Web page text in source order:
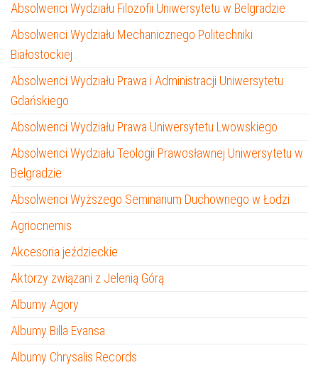
Absolwenci Wydziału Filozofii Uniwersytetu w Belgradzie
Absolwenci Wydziału Mechanicznego Politechniki
Białostockiej
Absolwenci Wydziału Prawa i Administracji Uniwersytetu
Gdańskiego
Absolwenci Wydziału Prawa Uniwersytetu Lwowskiego
Absolwenci Wydziału Teologii Prawosławnej Uniwersytetu w
Belgradzie
Absolwenci Wyższego Seminarium Duchownego w Łodzi
Agriocnemis
Akcesoria jeździeckie
Aktorzy związani z Jelenią Górą
Albumy Agory
Albumy Billa Evansa
Albumy Chrysalis Records